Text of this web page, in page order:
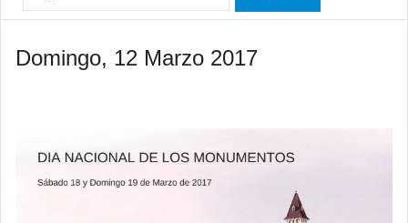
Instagram
Domingo, 12 Marzo 2017